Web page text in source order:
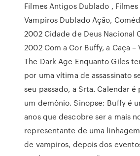
Filmes Antigos Dublado , Filmes
Vampiros Dublado Ação,
2002 Cidade de Deus Nacional
2002 Com a Cor Buffy, a Caça –
The Dark Age Enquanto Giles
por uma vítima de assassinato
seu passado, a Srta. Calendar
um demônio. Sinopse: Buffy é
anos que descobre ser a mais
representante de uma
de vampiros, depois dos